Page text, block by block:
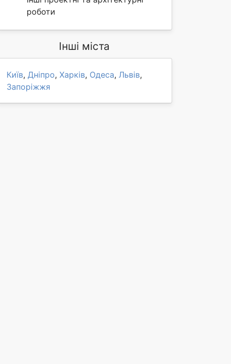
роботи
Інші міста
Київ, Дніпро, Харків, Одеса, Львів,
Запоріжжя